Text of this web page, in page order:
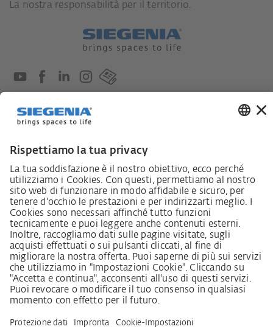
La nostra responsabilità per il territorio.
Lieferkettensorgfaltspflichtengesetz
Lieferantenkodex
LkSG-Merkblatt für Lieferanten
Grundsatzerklärung Menschenrechtsstrategie
Beschwerdeverfahren
Impressum
AVB
Informativa sulla protezione dei dati personali
Dichiarazione sull‘Accessibilità